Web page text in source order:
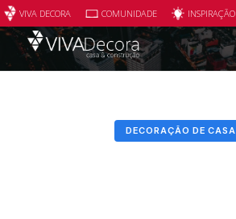
VIVA DECORA COMUNIDADE INSPIRAÇÃO
DECORAÇÃO DE CASA